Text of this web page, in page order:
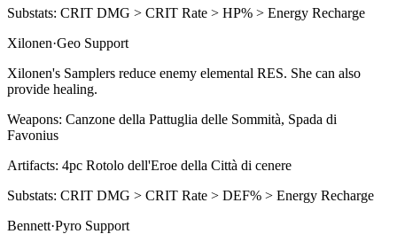
Substats: CRIT DMG > CRIT Rate > HP% > Energy Recharge
Xilonen·Geo Support
Xilonen's Samplers reduce enemy elemental RES. She can also
provide healing.
Weapons: Canzone della Pattuglia delle Sommità, Spada di
Favonius
Artifacts: 4pc Rotolo dell'Eroe della Città di cenere
Substats: CRIT DMG > CRIT Rate > DEF% > Energy Recharge
Bennett·Pyro Support